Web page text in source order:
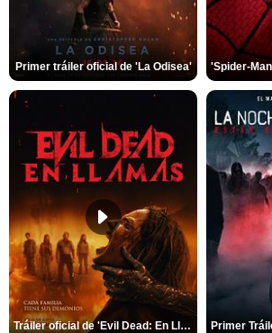
Primer tráiler oficial de 'La Odisea'
Tráiler oficial de 'Evil Dead: En Llamas'